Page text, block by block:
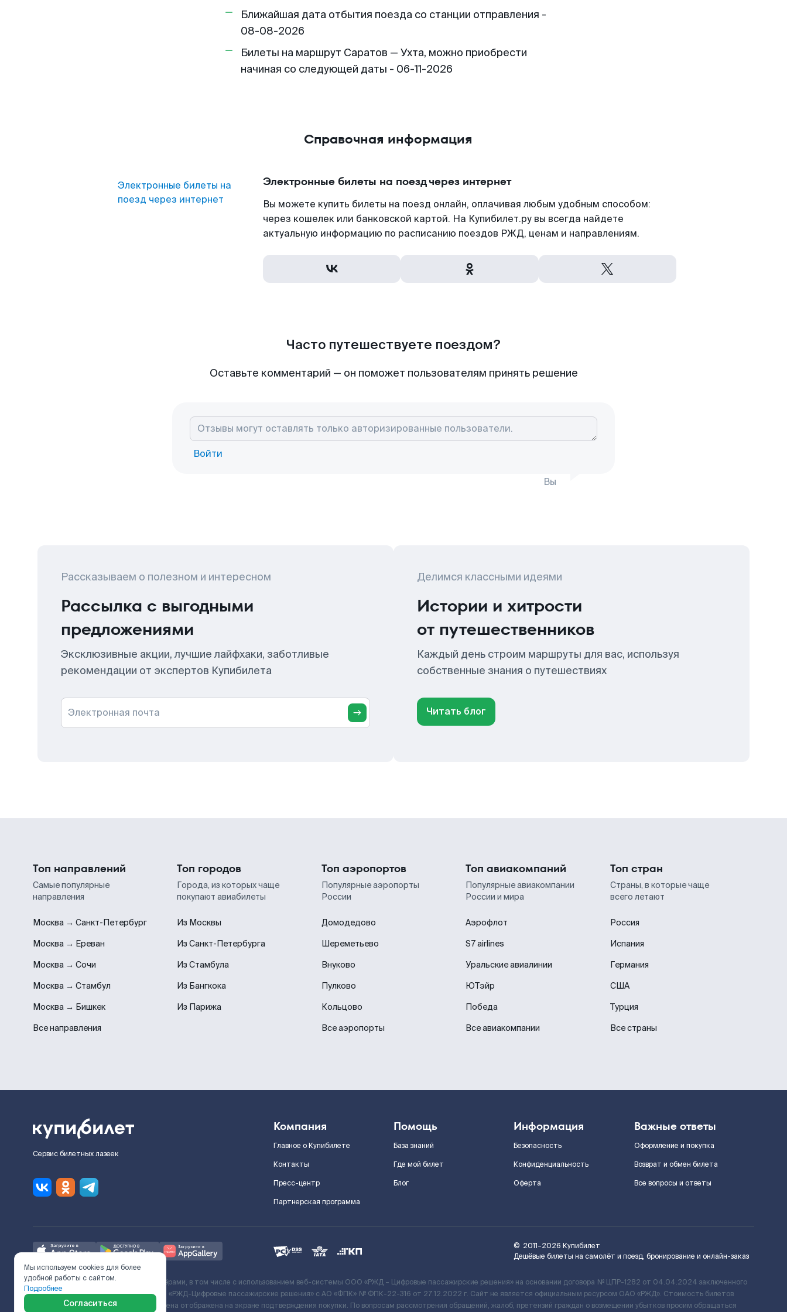
Ближайшая дата отбытия поезда со станции отправления -
08-08-2026
Билеты на маршрут Саратов — Ухта, можно приобрести
начиная со следующей даты - 06-11-2026
Справочная информация
Электронные билеты на
поезд через интернет
Электронные билеты на поезд через интернет
Вы можете купить билеты на поезд онлайн, оплачивая любым удобным способом:
через кошелек или банковской картой. На Купибилет.ру вы всегда найдете
актуальную информацию по расписанию поездов РЖД, ценам и направлениям.
Часто путешествуете поездом?
Оставьте комментарий — он поможет пользователям принять решение
Войти
Вы
Рассказываем о полезном и интересном
Рассылка с выгодными
предложениями
Эксклюзивные акции, лучшие лайфхаки, заботливые
рекомендации от экспертов Купибилета
Электронная почта
Делимся классными идеями
Истории и хитрости
от путешественников
Каждый день строим маршруты для вас, используя
собственные знания о путешествиях
Читать блог
Топ направлений
Самые популярные
направления
Москва → Санкт-Петербург
Москва → Ереван
Москва → Сочи
Москва → Стамбул
Москва → Бишкек
Все направления
Топ городов
Города, из которых чаще
покупают авиабилеты
Из Москвы
Из Санкт-Петербурга
Из Стамбула
Из Бангкока
Из Парижа
Топ аэропортов
Популярные аэропорты
России
Домодедово
Шереметьево
Внуково
Пулково
Кольцово
Все аэропорты
Топ авиакомпаний
Популярные авиакомпании
России и мира
Аэрофлот
S7 airlines
Уральские авиалинии
ЮТэйр
Победа
Все авиакомпании
Топ стран
Страны, в которые чаще
всего летают
Россия
Испания
Германия
США
Турция
Все страны
Сервис билетных лазеек
Компания
Главное о Купибилете
Контакты
Пресс-центр
Партнерская программа
Помощь
База знаний
Где мой билет
Блог
Информация
Безопасность
Конфиденциальность
Оферта
Важные ответы
Оформление и покупка
Возврат и обмен билета
Все вопросы и ответы
© 2011–2026 Купибилет
Дешёвые билеты на самолёт и поезд, бронирование и онлайн-заказ
Ж/Д билеты предоставляются партнёрами, в том числе с использованием веб-системы ООО «РЖД – Цифровые пассажирские решения» на основании договора № ЦПР-1282 от 04.04.2024 заключенного
с Поставщиком услуг и Договора ООО «РЖД-Цифровые пассажирские решения» c АО «ФПК» № ФПК-22-316 от 27.12.2022 г. Сайт не является официальным ресурсом ОАО «РЖД». Стоимость билетов
включает сервисный сбор. Итоговая цена отображена на экране подтверждения покупки. По вопросам рассмотрения обращений, жалоб, претензий граждан о возмещении убытков просим обращаться
Мы используем cookies для более
удобной работы с сайтом.
Подробнее
Согласиться